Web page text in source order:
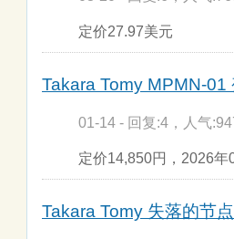
定价27.97美元
Takara Tomy MPMN-
01-14 - 回复:4，人气
定价14,850円，2026年
Takara Tomy 失落的节